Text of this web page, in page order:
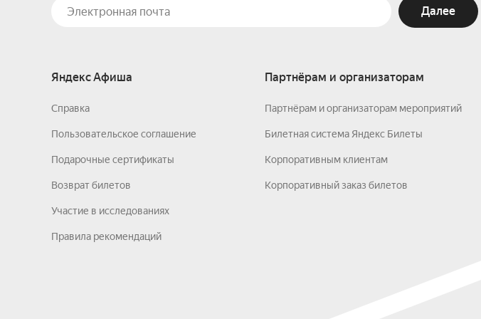
Далее
Яндекс Афиша
Справка
Пользовательское соглашение
Подарочные сертификаты
Возврат билетов
Участие в исследованиях
Правила рекомендаций
Партнёрам и организаторам
Партнёрам и организаторам мероприятий
Билетная система Яндекс Билеты
Корпоративным клиентам
Корпоративный заказ билетов